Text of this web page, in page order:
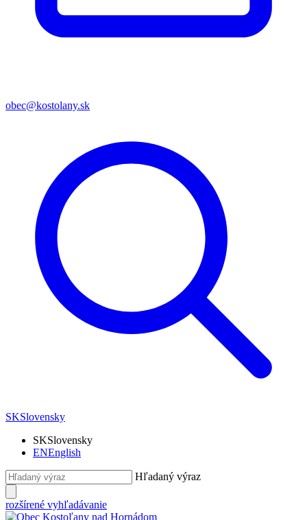
obec@kostolany.sk
SKSlovensky
SKSlovensky
ENEnglish
Hľadaný výraz
rozšírené vyhľadávanie